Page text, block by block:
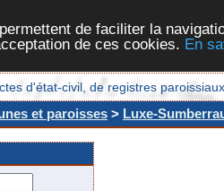
de faciliter la
de ces cookies. En
d'état-civil, de registres
et paroisses > Luxe-